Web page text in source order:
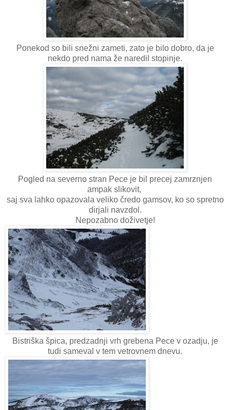
Ponekod so bili snežni zameti, zato je bilo dobro, da je
nekdo pred nama že naredil stopinje.
Pogled na severno stran Pece je bil precej zamrznjen
ampak slikovit,
saj sva lahko opazovala veliko čredo gamsov, ko so spretno
dirjali navzdol.
Nepozabno doživetje!
Bistriška špica, predzadnji vrh grebena Pece v ozadju, je
tudi sameval v tem vetrovnem dnevu.